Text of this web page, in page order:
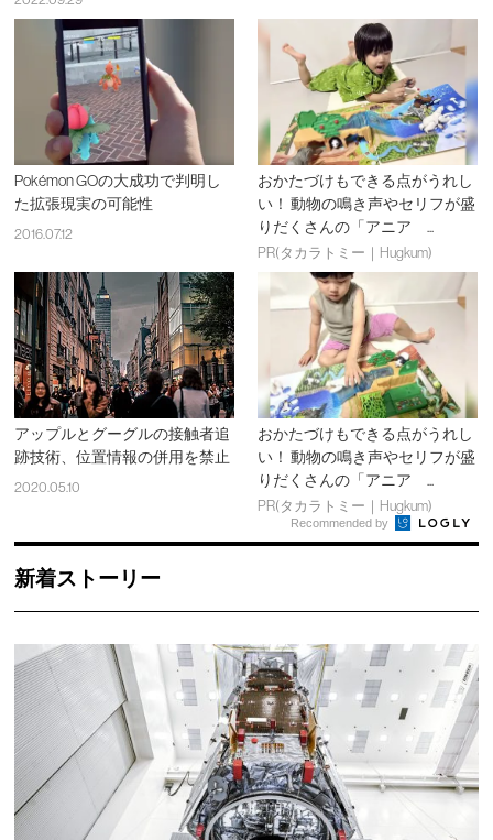
Pokémon GOの大成功で判明し
た拡張現実の可能性
2016.07.12
おかたづけもできる点がうれし
い！ 動物の鳴き声やセリフが盛
りだくさんの「アニア ...
PR(タカラトミー｜Hugkum)
アップルとグーグルの接触者追
跡技術、位置情報の併用を禁止
2020.05.10
おかたづけもできる点がうれし
い！ 動物の鳴き声やセリフが盛
りだくさんの「アニア ...
PR(タカラトミー｜Hugkum)
Recommended by
新着ストーリー